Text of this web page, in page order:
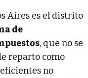
Aires es el distrito
de
, que no se
reparto como
no